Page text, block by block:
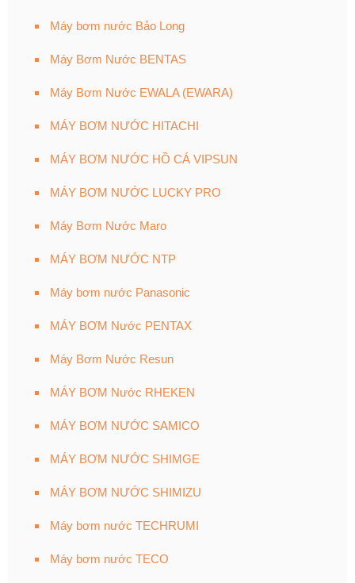
Máy bơm nước Bảo Long
Máy Bơm Nước BENTAS
Máy Bơm Nước EWALA (EWARA)
MÁY BƠM NƯỚC HITACHI
MÁY BƠM NƯỚC HỒ CÁ VIPSUN
MÁY BƠM NƯỚC LUCKY PRO
Máy Bơm Nước Maro
MÁY BƠM NƯỚC NTP
Máy bơm nước Panasonic
MÁY BƠM Nước PENTAX
Máy Bơm Nước Resun
MÁY BƠM Nước RHEKEN
MÁY BƠM NƯỚC SAMICO
MÁY BƠM NƯỚC SHIMGE
MÁY BƠM NƯỚC SHIMIZU
Máy bơm nước TECHRUMI
Máy bơm nước TECO